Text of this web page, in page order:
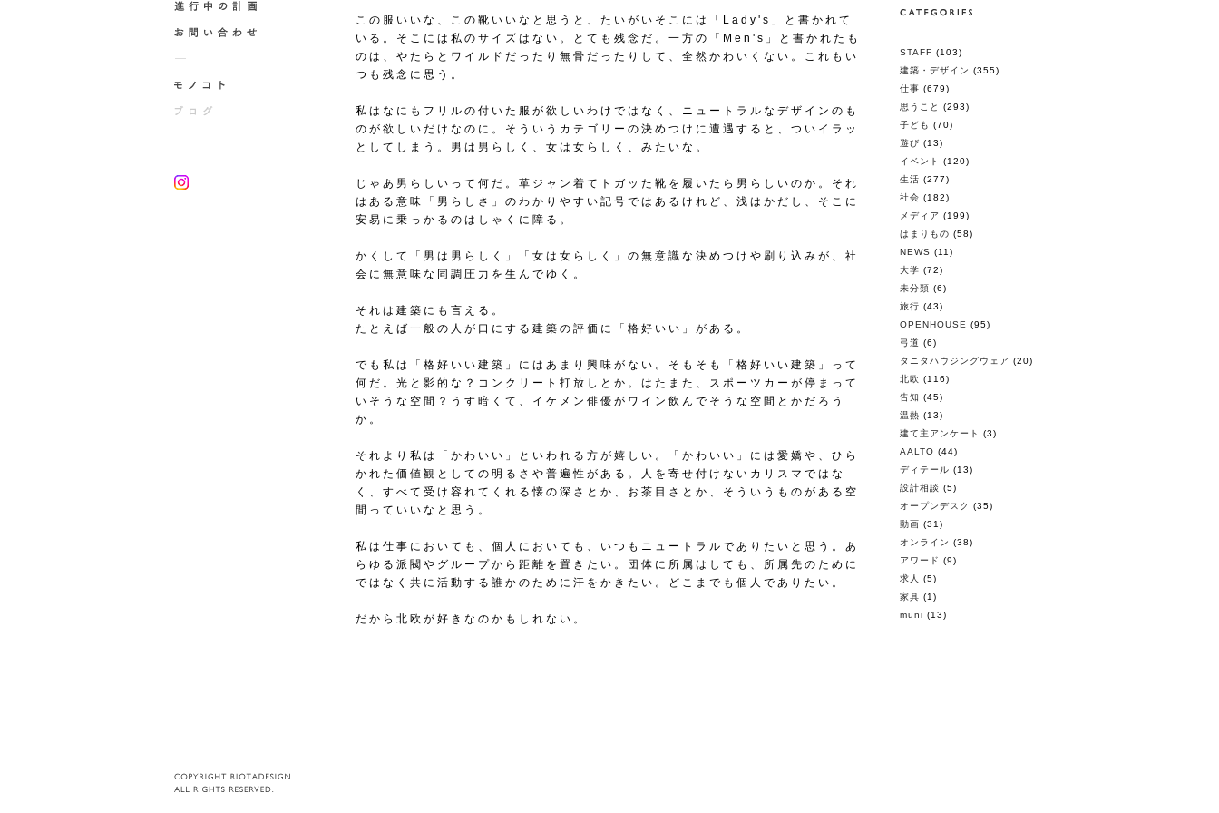
この服いいな、この靴いいなと思うと、たいがいそこには「Lady's」と書かれて
いる。そこには私のサイズはない。とても残念だ。一方の「Men's」と書かれたも
のは、やたらとワイルドだったり無骨だったりして、全然かわいくない。これもい
つも残念に思う。
私はなにもフリルの付いた服が欲しいわけではなく、ニュートラルなデザインのも
のが欲しいだけなのに。そういうカテゴリーの決めつけに遭遇すると、ついイラッ
としてしまう。男は男らしく、女は女らしく、みたいな。
じゃあ男らしいって何だ。革ジャン着てトガッた靴を履いたら男らしいのか。それ
はある意味「男らしさ」のわかりやすい記号ではあるけれど、浅はかだし、そこに
安易に乗っかるのはしゃくに障る。
かくして「男は男らしく」「女は女らしく」の無意識な決めつけや刷り込みが、社
会に無意味な同調圧力を生んでゆく。
それは建築にも言える。
たとえば一般の人が口にする建築の評価に「格好いい」がある。
でも私は「格好いい建築」にはあまり興味がない。そもそも「格好いい建築」って
何だ。光と影的な？コンクリート打放しとか。はたまた、スポーツカーが停まって
いそうな空間？うす暗くて、イケメン俳優がワイン飲んでそうな空間とかだろう
か。
それより私は「かわいい」といわれる方が嬉しい。「かわいい」には愛嬌や、ひら
かれた価値観としての明るさや普遍性がある。人を寄せ付けないカリスマではな
く、すべて受け容れてくれる懐の深さとか、お茶目さとか、そういうものがある空
間っていいなと思う。
私は仕事においても、個人においても、いつもニュートラルでありたいと思う。あ
らゆる派閥やグループから距離を置きたい。団体に所属はしても、所属先のために
ではなく共に活動する誰かのために汗をかきたい。どこまでも個人でありたい。
だから北欧が好きなのかもしれない。
STAFF (103)
建築・デザイン (355)
仕事 (679)
思うこと
(293)
子ども (70)
遊び (13)
イベント
(120)
生活 (277)
社会 (182)
メディア (199)
はまりもの (58)
NEWS (11)
大学 (72)
未分類 (6)
旅行 (43)
OPENHOUSE (95)
弓道 (6)
タニタハウジングウェア (20)
北欧 (116)
告知 (45)
温熱 (13)
建て主アンケート
(3)
AALTO (44)
ディテール (13)
設計相談 (5)
オープンデスク
(35)
動画 (31)
オンライン (38)
アワード (9)
求人
(5)
家具 (1)
muni (13)